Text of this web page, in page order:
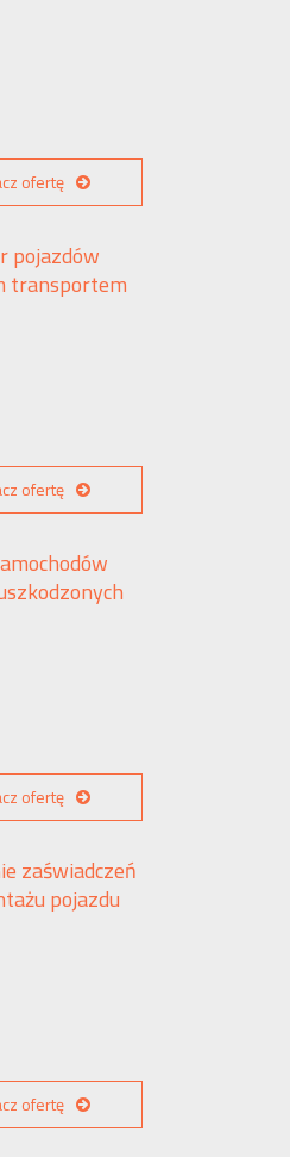
ofertę
pojazdów
transportem
ofertę
ofertę
zaświadczeń
pojazdu
ofertę